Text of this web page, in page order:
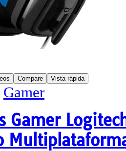
Compare Vista rápida
Gamer
Gamer